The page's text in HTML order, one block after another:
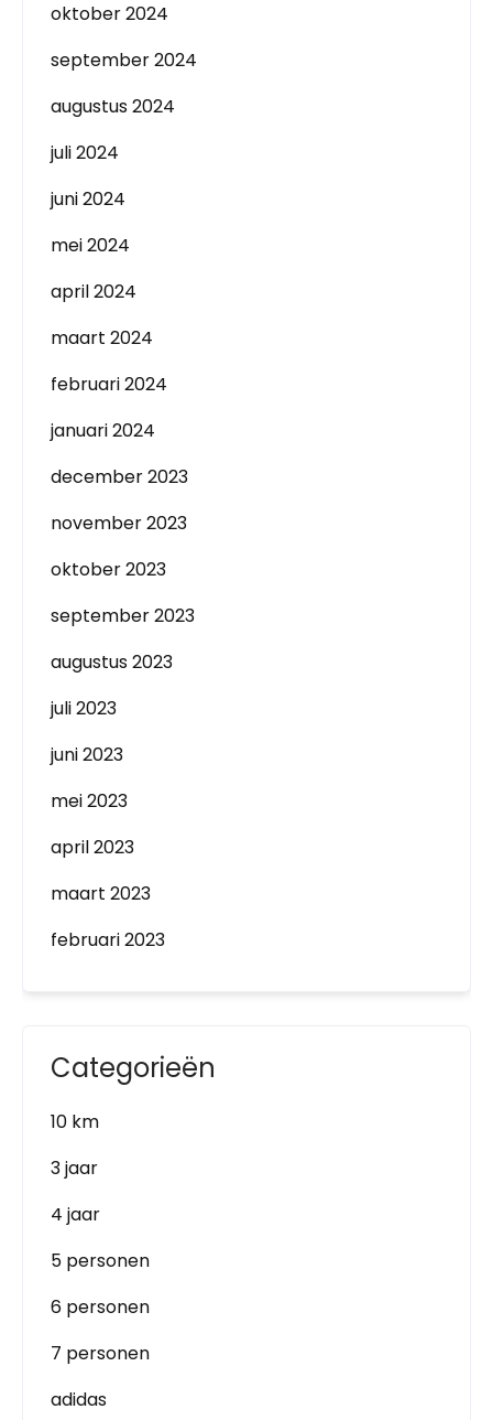
oktober 2024
september 2024
augustus 2024
juli 2024
juni 2024
mei 2024
april 2024
maart 2024
februari 2024
januari 2024
december 2023
november 2023
oktober 2023
september 2023
augustus 2023
juli 2023
juni 2023
mei 2023
april 2023
maart 2023
februari 2023
Categorieën
10 km
3 jaar
4 jaar
5 personen
6 personen
7 personen
adidas